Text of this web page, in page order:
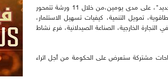
وتنعقد أشغال الندوة حول "مخطط الإنعاش الاقتصادي من أجل اقتصاد جديد"، على مدى يومين،من خلال 11 ورشة تتمحور
تمويل التنمية، كيفيات تسهيل الاستثمار،
الخارجية، الصناعة الصيدلانية، فرع نشاط
اقتراحات مشتركة ستعرض على الحكومة من أجل اثراء